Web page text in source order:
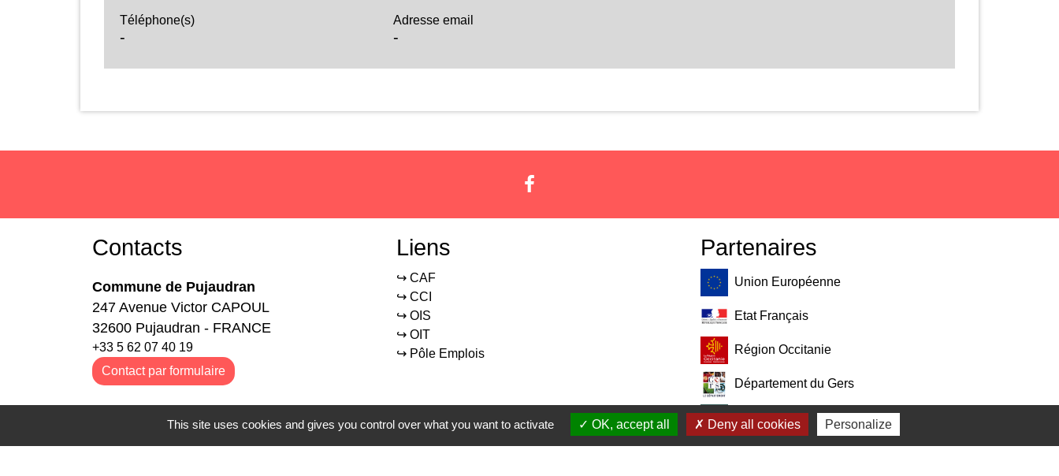
Téléphone(s)
-
Adresse email
-
Contacts
Commune de Pujaudran
247 Avenue Victor CAPOUL
32600 Pujaudran - FRANCE
+33 5 62 07 40 19
Contact par formulaire
Liens
↪️ CAF
↪️ CCI
↪️ OIS
↪️ OIT
↪️ Pôle Emplois
Partenaires
Union Européenne
Etat Français
Région Occitanie
Département du Gers
Pays Portes de Gascogne
This site uses cookies and gives you control over what you want to activate OK, accept all Deny all cookies Personalize